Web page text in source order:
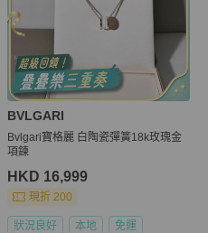
BVLGARI
Bvlgari寶格麗 白陶瓷彈簧18k玫瑰金
項鍊
HKD 16,999
現折 200
狀況良好 本地 免運